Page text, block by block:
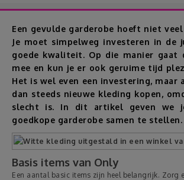
Korting
Thema's
Reviews
Reizen
Een gevulde garderobe hoeft niet
Je moet simpelweg investeren in de
goede kwaliteit. Op die manier gaat
mee en kun je er ook geruime tijd
Het is wel even een investering, maar
dan steeds nieuwe kleding kopen,
slecht is. In dit artikel geven we
goedkope garderobe samen te stellen.
Basis items van Only
Een aantal basic items zijn heel belangrijk. Zorg